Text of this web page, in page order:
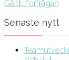
Gå till förfrågan
Senaste nytt